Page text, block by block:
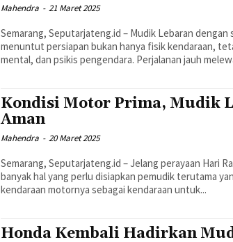
Mahendra - 21 Maret 2025
Semarang, Seputarjateng.id – Mudik Lebaran dengan
menuntut persiapan bukan hanya fisik kendaraan,
mental, dan psikis pengendara. Perjalanan jauh
Kondisi Motor Prima, Mudik
Aman
Mahendra - 20 Maret 2025
Semarang, Seputarjateng.id – Jelang perayaan Hari
banyak hal yang perlu disiapkan pemudik terutama
kendaraan motornya sebagai kendaraan untuk...
Honda Kembali Hadirkan